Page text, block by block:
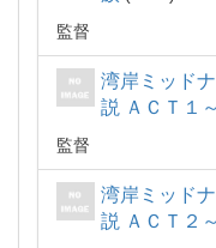
監督
湾岸ミッド
説 ＡＣＴ１～
監督
湾岸ミッド
説 ＡＣＴ２～